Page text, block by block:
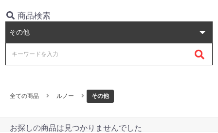
商品検索
全ての商品 ルノー その他
お探しの商品は見つかりませんでした